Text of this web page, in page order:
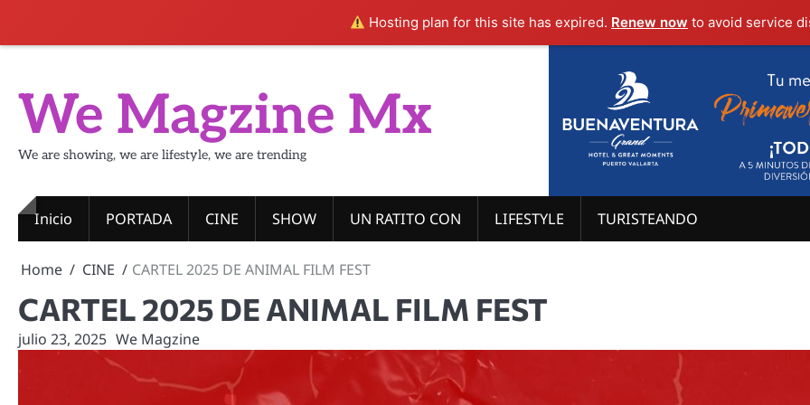
Hosting plan for this site has expired. Renew now to avoid service
content
We Magzine Mx
We are showing, we are lifestyle, we are trending
Inicio PORTADA CINE SHOW UN RATITO CON LIFESTYLE TURISTEANDO
Home CINE CARTEL 2025 DE ANIMAL FILM FEST
CARTEL 2025 DE ANIMAL FILM FEST
julio 23, 2025 We Magzine